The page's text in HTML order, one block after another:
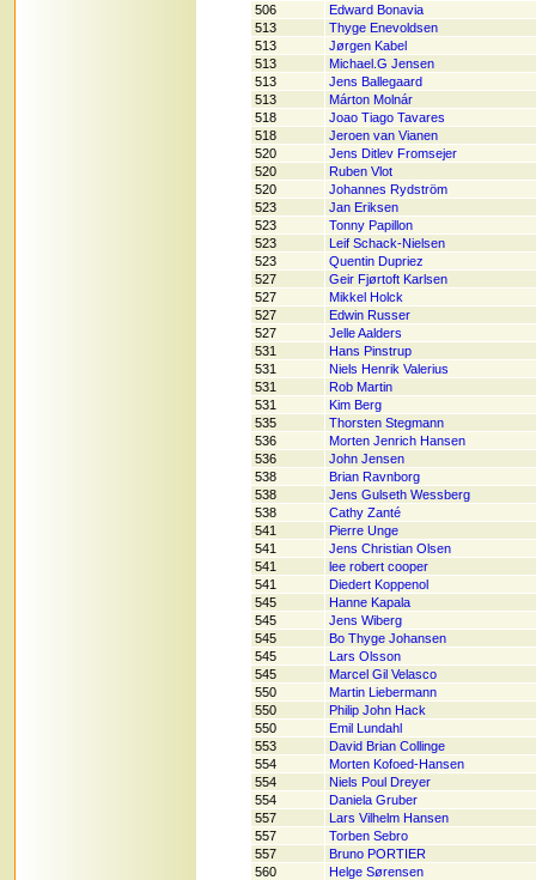
506
Edward Bonavia
513
Thyge Enevoldsen
513
Jørgen Kabel
513
Michael.G Jensen
513
Jens Ballegaard
513
Márton Molnár
518
Joao Tiago Tavares
518
Jeroen van Vianen
520
Jens Ditlev Fromsejer
520
Ruben Vlot
520
Johannes Rydström
523
Jan Eriksen
523
Tonny Papillon
523
Leif Schack-Nielsen
523
Quentin Dupriez
527
Geir Fjørtoft Karlsen
527
Mikkel Holck
527
Edwin Russer
527
Jelle Aalders
531
Hans Pinstrup
531
Niels Henrik Valerius
531
Rob Martin
531
Kim Berg
535
Thorsten Stegmann
536
Morten Jenrich Hansen
536
John Jensen
538
Brian Ravnborg
538
Jens Gulseth Wessberg
538
Cathy Zanté
541
Pierre Unge
541
Jens Christian Olsen
541
lee robert cooper
541
Diedert Koppenol
545
Hanne Kapala
545
Jens Wiberg
545
Bo Thyge Johansen
545
Lars Olsson
545
Marcel Gil Velasco
550
Martin Liebermann
550
Philip John Hack
550
Emil Lundahl
553
David Brian Collinge
554
Morten Kofoed-Hansen
554
Niels Poul Dreyer
554
Daniela Gruber
557
Lars Vilhelm Hansen
557
Torben Sebro
557
Bruno PORTIER
560
Helge Sørensen